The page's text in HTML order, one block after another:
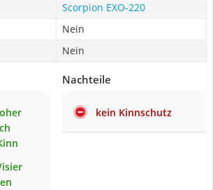
Scorpion EXO-220
Nein
Nein
Nachteile
kein Kinnschutz